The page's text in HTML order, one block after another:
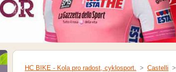
HC BIKE - Kola pro radost, cyklosport. > Castelli >